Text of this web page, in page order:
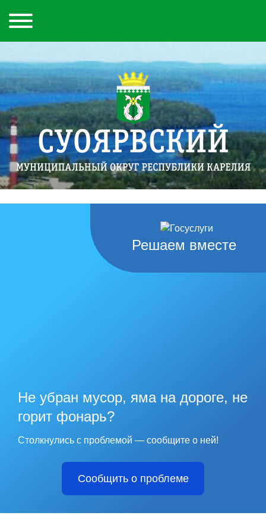
Решаем вместе
Не убран мусор, яма на дороге, не
горит фонарь?
Столкнулись с проблемой — сообщите о ней!
Сообщить о проблеме